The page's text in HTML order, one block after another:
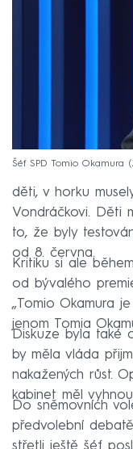
Šéf SPD Tomio Okamura
Na to reagoval
děti, v horku
Vondráčkovi. Děti
to, že byly
od 8. června.
Kritiku si ale
od bývalého
„Tomio Okamura
jenom Tomia
Diskuze byla také
by měla vláda
nakažených růst.
kabinet měl
Do sněmovních
předvolební